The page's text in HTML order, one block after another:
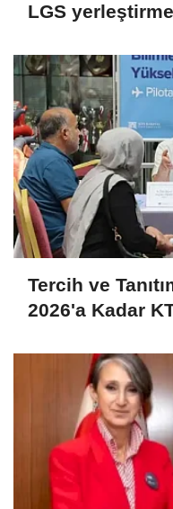
LGS
Tercih ve
2026'a Kadar